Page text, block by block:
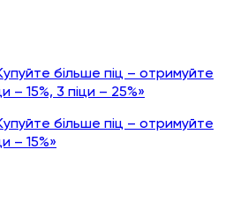
більше піц – отримуйте
– 15%, 3 піци – 25%»
більше піц – отримуйте
– 15%»